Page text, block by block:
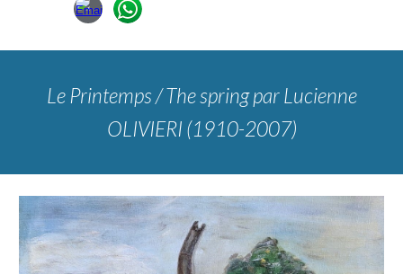
Le Printemps / The spring par Lucienne
OLIVIERI (1910-2007)